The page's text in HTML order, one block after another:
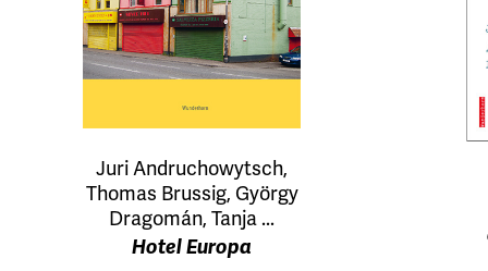
Juri Andruchowytsch,
Thomas Brussig, György
Dragomán, Tanja ...
Hotel Europa